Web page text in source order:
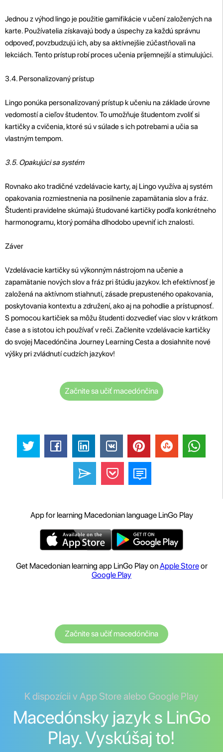
Jednou z výhod lingo je použitie gamifikácie v učení založených na
karte. Používatelia získavajú body a úspechy za každú správnu
odpoveď, povzbudzujú ich, aby sa aktívnejšie zúčastňovali na
lekciách. Tento prístup robí proces učenia príjemnejší a stimulujúci.
3.4. Personalizovaný prístup
Lingo ponúka personalizovaný prístup k učeniu na základe úrovne
vedomostí a cieľov študentov. To umožňuje študentom zvoliť si
kartičky a cvičenia, ktoré sú v súlade s ich potrebami a učia sa
vlastným tempom.
3.5. Opakujúci sa systém
Rovnako ako tradičné vzdelávacie karty, aj Lingo využíva aj systém
opakovania rozmiestnenia na posilnenie zapamätania slov a fráz.
Študenti pravidelne skúmajú študované kartičky podľa konkrétneho
harmonogramu, ktorý pomáha dlhodobo upevniť ich znalosti.
Záver
Vzdelávacie kartičky sú výkonným nástrojom na učenie a
zapamätanie nových slov a fráz pri štúdiu jazykov. Ich efektívnosť je
založená na aktívnom stiahnutí, zásade prepusteného opakovania,
poskytovania kontextu a združení, ako aj na pohodlie a prístupnosť.
S pomocou kartičiek sa môžu študenti dozvedieť viac slov v krátkom
čase a s istotou ich používať v reči. Začlenite vzdelávacie kartičky
do svojej Macedónčina Journey Learning Cesta a dosiahnite nové
výšky pri zvládnutí cudzích jazykov!
Začnite sa učiť macedónčina
App for learning Macedonian language LinGo Play
Get Macedonian learning app LinGo Play onApple Storeor
Google Play
Začnite sa učiť macedónčina
K dispozícii v App Store alebo Google Play
Macedónsky jazyk s LinGo
Play. Vyskúšaj to!